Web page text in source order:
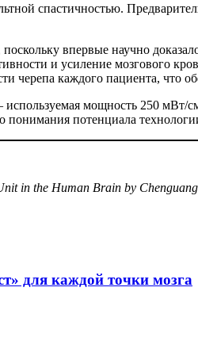
спастичностью.
впервые научно
и усиление мозгового
каждого пациента, что
мощность 250 мВт/
потенциала
in the Human Brain by Chenguang
для каждой точки мозга